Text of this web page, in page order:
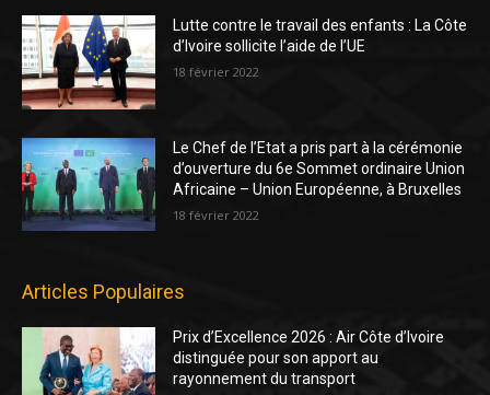
Lutte contre le travail des enfants : La Côte
d’Ivoire sollicite l’aide de l’UE
18 février 2022
Le Chef de l’Etat a pris part à la cérémonie
d’ouverture du 6e Sommet ordinaire Union
Africaine – Union Européenne, à Bruxelles
18 février 2022
Articles Populaires
Prix d’Excellence 2026 : Air Côte d’Ivoire
distinguée pour son apport au
rayonnement du transport